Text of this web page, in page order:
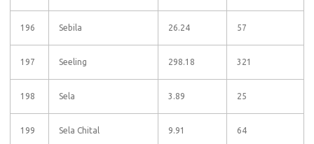
196 Sebila 26.24 57
197 Seeling 298.18 321
198 Sela 3.89 25
199 Sela Chital 9.91 64